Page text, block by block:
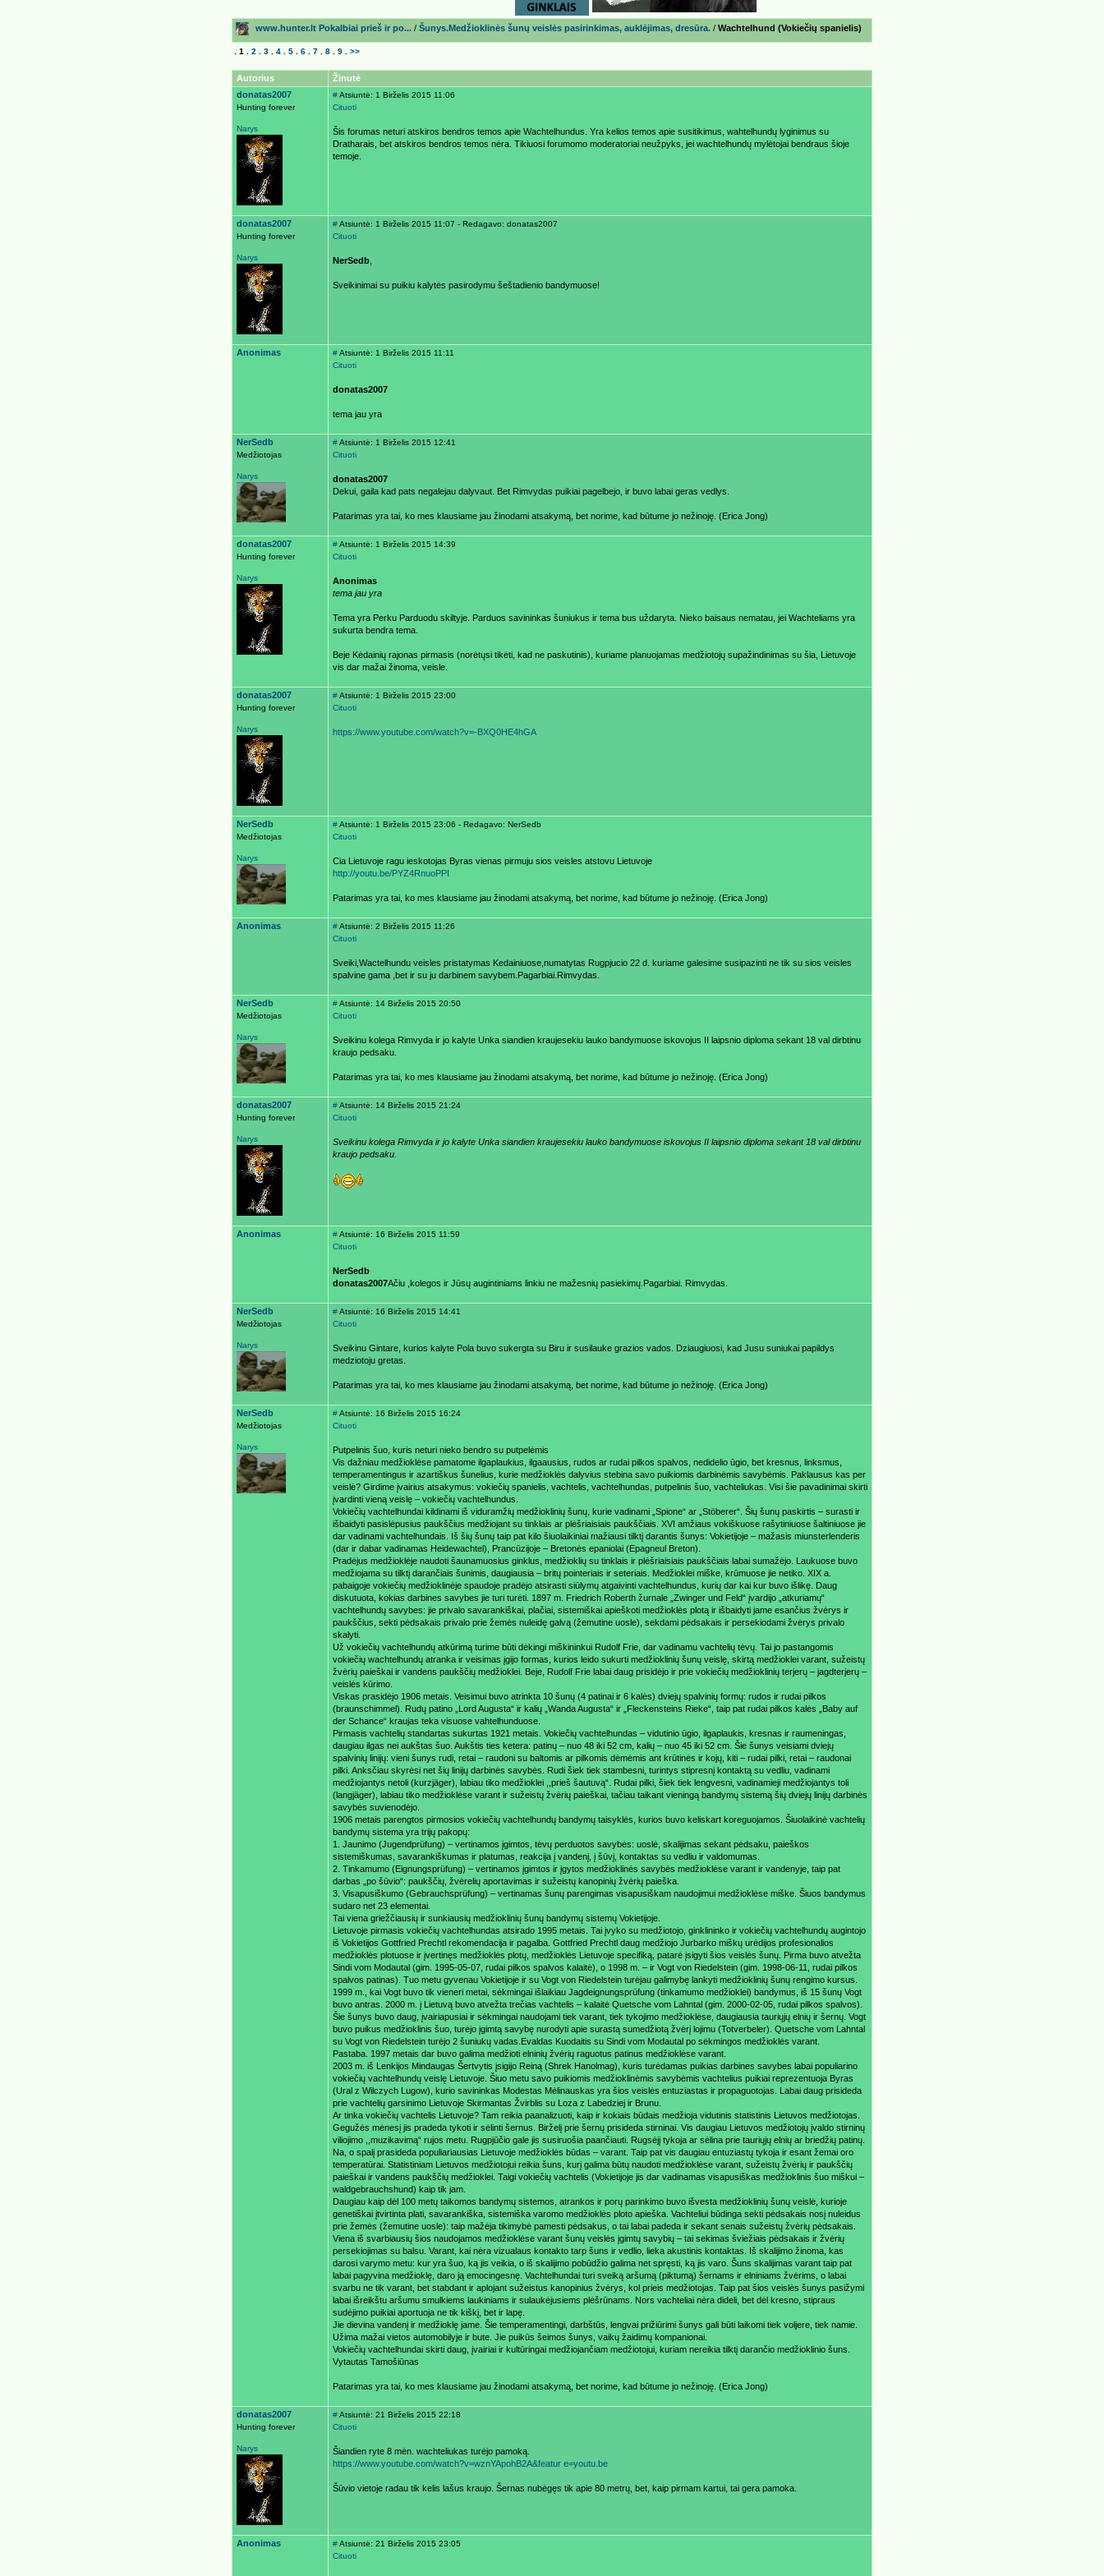
www.hunter.lt Pokalbiai prieš ir po... / Šunys.Medžioklinės šunų veislės pasirinkimas, auklėjimas, dresūra. / Wachtelhund (Vokiečių spanielis)
1 2 3 4 5 6 7 8 9 >>
Autorius
Žinutė
donatas2007
Hunting forever
Narys
#Atsiuntė: 1 Birželis 2015 11:06
Cituoti
Šis forumas neturi atskiros bendros temos apie Wachtelhundus. Yra kelios temos apie susitikimus, wahtelhundų lyginimus su
Dratharais, bet atskiros bendros temos nėra. Tikiuosi forumomo moderatoriai neužpyks, jei wachtelhundų mylėtojai bendraus šioje
temoje.
donatas2007
Hunting forever
Narys
#Atsiuntė: 1 Birželis 2015 11:07 - Redagavo: donatas2007
Cituoti
NerSedb
Sveikinimai su puikiu kalytės pasirodymu šeštadienio bandymuose!
Anonimas #Atsiuntė: 1 Birželis 2015 11:11
Cituoti
donatas2007
tema jau yra
NerSedb
Medžiotojas
Narys
#Atsiuntė: 1 Birželis 2015 12:41
Cituoti
donatas2007
Dekui, gaila kad pats negalejau dalyvaut. Bet Rimvydas puikiai pagelbejo, ir buvo labai geras vedlys.
Patarimas yra tai, ko mes klausiame jau žinodami atsakymą, bet norime, kad būtume jo nežinoję. (Erica Jong)
donatas2007
Hunting forever
Narys
#Atsiuntė: 1 Birželis 2015 14:39
Cituoti
Anonimas
tema jau yra
Tema yra Perku Parduodu skiltyje. Parduos savininkas šuniukus ir tema bus uždaryta. Nieko baisaus nematau, jei Wachteliams yra
sukurta bendra tema.
Beje Kėdainių rajonas pirmasis (norėtųsi tikėti, kad ne paskutinis), kuriame planuojamas medžiotojų supažindinimas su šia, Lietuvoje
vis dar mažai žinoma, veisle.
donatas2007
Hunting forever
Narys
#Atsiuntė: 1 Birželis 2015 23:00
Cituoti
https://www.youtube.com/watch?v=-BXQ0HE4hGA
NerSedb
Medžiotojas
Narys
#Atsiuntė: 1 Birželis 2015 23:06 - Redagavo: NerSedb
Cituoti
Cia Lietuvoje ragu ieskotojas Byras vienas pirmuju sios veisles atstovu Lietuvoje
http://youtu.be/PYZ4RnuoPPI
Patarimas yra tai, ko mes klausiame jau žinodami atsakymą, bet norime, kad būtume jo nežinoję. (Erica Jong)
Anonimas #Atsiuntė: 2 Birželis 2015 11:26
Cituoti
Sveiki,Wactelhundu veisles pristatymas Kedainiuose,numatytas Rugpjucio 22 d. kuriame galesime susipazinti ne tik su sios veisles
spalvine gama ,bet ir su ju darbinem savybem.Pagarbiai.Rimvydas.
NerSedb
Medžiotojas
Narys
#Atsiuntė: 14 Birželis 2015 20:50
Cituoti
Sveikinu kolega Rimvyda ir jo kalyte Unka siandien kraujesekiu lauko bandymuose iskovojus II laipsnio diploma sekant 18 val dirbtinu
kraujo pedsaku.
Patarimas yra tai, ko mes klausiame jau žinodami atsakymą, bet norime, kad būtume jo nežinoję. (Erica Jong)
donatas2007
Hunting forever
Narys
#Atsiuntė: 14 Birželis 2015 21:24
Cituoti
Sveikinu kolega Rimvyda ir jo kalyte Unka siandien kraujesekiu lauko bandymuose iskovojus II laipsnio diploma sekant 18 val dirbtinu
kraujo pedsaku.
Anonimas #Atsiuntė: 16 Birželis 2015 11:59
Cituoti
NerSedb
donatas2007Ačiu ,kolegos ir Jūsų augintiniams linkiu ne mažesnių pasiekimų.Pagarbiai. Rimvydas.
NerSedb
Medžiotojas
Narys
#Atsiuntė: 16 Birželis 2015 14:41
Cituoti
Sveikinu Gintare, kurios kalyte Pola buvo sukergta su Biru ir susilauke grazios vados. Dziaugiuosi, kad Jusu suniukai papildys
medziotoju gretas.
Patarimas yra tai, ko mes klausiame jau žinodami atsakymą, bet norime, kad būtume jo nežinoję. (Erica Jong)
NerSedb
Medžiotojas
Narys
#Atsiuntė: 16 Birželis 2015 16:24
Cituoti
Putpelinis šuo, kuris neturi nieko bendro su putpelėmis
​Vis dažniau medžioklėse pamatome ilgaplaukius, ilgaausius, rudos ar rudai pilkos spalvos, nedidelio ūgio, bet kresnus, linksmus,
temperamentingus ir azartiškus šunelius, kurie medžioklės dalyvius stebina savo puikiomis darbinėmis savybėmis. Paklausus kas per
veislė? Girdime įvairius atsakymus: vokiečių spanielis, vachtelis, vachtelhundas, putpelinis šuo, vachteliukas. Visi šie pavadinimai skirti
įvardinti vieną veislę – vokiečių vachtelhundus.
​Vokiečių vachtelhundai kildinami iš viduramžių medžioklinių šunų, kurie vadinami „Spione“ ar „Stöberer“. Šių šunų paskirtis – surasti ir
išbaidyti pasislėpusius paukščius medžiojant su tinklais ar plėšriaisiais paukščiais. XVI amžiaus vokiškuose rašytiniuose šaltiniuose jie
dar vadinami vachtelhundais. Iš šių šunų taip pat kilo šiuolaikiniai mažiausi tilktį darantis šunys: Vokietijoje – mažasis miunsterlenderis
(dar ir dabar vadinamas Heidewachtel), Prancūzijoje – Bretonės epaniolai (Epagneul Breton).
​Pradėjus medžioklėje naudoti šaunamuosius ginklus, medžioklių su tinklais ir plėšriaisiais paukščiais labai sumažėjo. Laukuose buvo
medžiojama su tilktį darančiais šunimis, daugiausia – britų pointeriais ir seteriais. Medžioklei miške, krūmuose jie netiko. XIX a.
pabaigoje vokiečių medžioklinėje spaudoje pradėjo atsirasti siūlymų atgaivinti vachtelhundus, kurių dar kai kur buvo išlikę. Daug
diskutuota, kokias darbines savybes jie turi turėti. 1897 m. Friedrich Roberth žurnale „Zwinger und Feld“ įvardijo „atkuriamų“
vachtelhundų savybes: jie privalo savarankiškai, plačiai, sistemiškai apieškoti medžioklės plotą ir išbaidyti jame esančius žvėrys ir
paukščius, sekti pėdsakais privalo prie žemės nuleidę galvą (žemutine uosle), sekdami pėdsakais ir persekiodami žvėrys privalo
skalyti.
​Už vokiečių vachtelhundų atkūrimą turime būti dėkingi miškininkui Rudolf Frie, dar vadinamu vachtelių tėvų. Tai jo pastangomis
vokiečių wachtelhundų atranka ir veisimas įgijo formas, kurios leido sukurti medžioklinių šunų veislę, skirtą medžioklei varant, sužeistų
žvėrių paieškai ir vandens paukščių medžioklei. Beje, Rudolf Frie labai daug prisidėjo ir prie vokiečių medžioklinių terjerų – jagdterjerų –
veislės kūrimo.
​Viskas prasidėjo 1906 metais. Veisimui buvo atrinkta 10 šunų (4 patinai ir 6 kalės) dviejų spalvinių formų: rudos ir rudai pilkos
(braunschimmel). Rudų patino „Lord Augusta“ ir kalių „Wanda Augusta“ ir „Fleckensteins Rieke“, taip pat rudai pilkos kalės „Baby auf
der Schance“ kraujas teka visuose vahtelhunduose.
Pirmasis vachtelių standartas sukurtas 1921 metais. Vokiečių vachtelhundas – vidutinio ūgio, ilgaplaukis, kresnas ir raumeningas,
daugiau ilgas nei aukštas šuo. Aukštis ties ketera: patinų – nuo 48 iki 52 cm, kalių – nuo 45 iki 52 cm. Šie šunys veisiami dviejų
spalvinių linijų: vieni šunys rudi, retai – raudoni su baltomis ar pilkomis dėmėmis ant krūtinės ir kojų, kiti – rudai pilki, retai – raudonai
pilki. Anksčiau skyrėsi net šių linijų darbinės savybės. Rudi šiek tiek stambesni, turintys stipresnį kontaktą su vedliu, vadinami
medžiojantys netoli (kurzjäger), labiau tiko medžioklei ,,prieš šautuvą“. Rudai pilki, šiek tiek lengvesni, vadinamieji medžiojantys toli
(langjäger), labiau tiko medžioklėse varant ir sužeistų žvėrių paieškai, tačiau taikant vieningą bandymų sistemą šių dviejų linijų darbinės
savybės suvienodėjo.
​1906 metais parengtos pirmosios vokiečių vachtelhundų bandymų taisyklės, kurios buvo keliskart koreguojamos. Šiuolaikinė vachtelių
bandymų sistema yra trijų pakopų:
​1. Jaunimo (Jugendprüfung) – vertinamos įgimtos, tėvų perduotos savybės: uoslė, skalijimas sekant pėdsaku, paieškos
sistemiškumas, savarankiškumas ir platumas, reakcija į vandenį, į šūvį, kontaktas su vedliu ir valdomumas.
2. Tinkamumo (Eignungsprüfung) – vertinamos įgimtos ir įgytos medžioklinės savybės medžioklėse varant ir vandenyje, taip pat
darbas „po šūvio“: paukščių, žvėrelių aportavimas ir sužeistų kanopinių žvėrių paieška.
3. Visapusiškumo (Gebrauchsprüfung) – vertinamas šunų parengimas visapusiškam naudojimui medžioklėse miške. Šiuos bandymus
sudaro net 23 elementai.
Tai viena griežčiausių ir sunkiausių medžioklinių šunų bandymų sistemų Vokietijoje.
​Lietuvoje pirmasis vokiečių vachtelhundas atsirado 1995 metais. Tai įvyko su medžiotojo, ginklininko ir vokiečių vachtelhundų augintojo
iš Vokietijos Gottfried Prechtl rekomendacija ir pagalba. Gottfried Prechtl daug medžiojo Jurbarko miškų urėdijos profesionalios
medžioklės plotuose ir įvertinęs medžioklės plotų, medžioklės Lietuvoje specifiką, patarė įsigyti šios veislės šunų. Pirma buvo atvežta
Sindi vom Modautal (gim. 1995-05-07, rudai pilkos spalvos kalaitė), o 1998 m. – ir Vogt von Riedelstein (gim. 1998-06-11, rudai pilkos
spalvos patinas). Tuo metu gyvenau Vokietijoje ir su Vogt von Riedelstein turėjau galimybę lankyti medžioklinių šunų rengimo kursus.
1999 m., kai Vogt buvo tik vieneri metai, sėkmingai išlaikiau Jagdeignungsprüfung (tinkamumo medžioklei) bandymus, iš 15 šunų Vogt
buvo antras. 2000 m. į Lietuvą buvo atvežta trečias vachtelis – kalaitė Quetsche vom Lahntal (gim. 2000-02-05, rudai pilkos spalvos).
Šie šunys buvo daug, įvairiapusiai ir sėkmingai naudojami tiek varant, tiek tykojimo medžioklėse, daugiausia tauriųjų elnių ir šernų. Vogt
buvo puikus medžioklinis šuo, turėjo įgimtą savybę nurodyti apie surastą sumedžiotą žvėrį lojimu (Totverbeler). Quetsche vom Lahntal
su Vogt von Riedelstein turėjo 2 šuniukų vadas.Evaldas Kuodaitis su Sindi vom Modautal po sėkmingos medžioklės varant.
Pastaba. 1997 metais dar buvo galima medžioti elninių žvėrių raguotus patinus medžioklėse varant.
​2003 m. iš Lenkijos Mindaugas Šertvytis įsigijo Reiną (Shrek Hanolmag), kuris turėdamas puikias darbines savybes labai populiarino
vokiečių vachtelhundų veislę Lietuvoje. Šiuo metu savo puikiomis medžioklinėmis savybėmis vachtelius puikiai reprezentuoja Byras
(Ural z Wilczych Lugow), kurio savininkas Modestas Mėlinauskas yra šios veislės entuziastas ir propaguotojas. Labai daug prisideda
prie vachtelių garsinimo Lietuvoje Skirmantas Žvirblis su Loza z Labedziej ir Brunu.
Ar tinka vokiečių vachtelis Lietuvoje? Tam reikia paanalizuoti, kaip ir kokiais būdais medžioja vidutinis statistinis Lietuvos medžiotojas.
Gegužės mėnesį jis pradeda tykoti ir sėlinti šernus. Birželį prie šernų prisideda stirninai. Vis daugiau Lietuvos medžiotojų įvaldo stirninų
viliojimo ,,muzikavimą“ rujos metu. Rugpjūčio gale jis susiruošia paančiauti. Rugsėjį tykoja ar sėlina prie tauriųjų elnių ar briedžių patinų.
Na, o spalį prasideda populiariausias Lietuvoje medžioklės būdas – varant. Taip pat vis daugiau entuziastų tykoja ir esant žemai oro
temperatūrai. Statistiniam Lietuvos medžiotojui reikia šuns, kurį galima būtų naudoti medžioklėse varant, sužeistų žvėrių ir paukščių
paieškai ir vandens paukščių medžioklei. Taigi vokiečių vachtelis (Vokietijoje jis dar vadinamas visapusiškas medžioklinis šuo miškui –
waldgebrauchshund) kaip tik jam.
Daugiau kaip dėl 100 metų taikomos bandymų sistemos, atrankos ir porų parinkimo buvo išvesta medžioklinių šunų veislė, kurioje
genetiškai įtvirtinta plati, savarankiška, sistemiška varomo medžioklės ploto apieška. Vachteliui būdinga sekti pėdsakais nosį nuleidus
prie žemės (žemutine uosle): taip mažėja tikimybė pamesti pėdsakus, o tai labai padeda ir sekant senais sužeistų žvėrių pėdsakais.
Viena iš svarbiausių šios naudojamos medžioklėse varant šunų veislės įgimtų savybių – tai sekimas šviežiais pėdsakais ir žvėrių
persekiojimas su balsu. Varant, kai nėra vizualaus kontakto tarp šuns ir vedlio, lieka akustinis kontaktas. Iš skalijimo žinoma, kas
darosi varymo metu: kur yra šuo, ką jis veikia, o iš skalijimo pobūdžio galima net spręsti, ką jis varo. Šuns skalijimas varant taip pat
labai pagyvina medžioklę, daro ją emocingesnę. Vachtelhundai turi sveiką aršumą (piktumą) šernams ir elniniams žvėrims, o labai
svarbu ne tik varant, bet stabdant ir aplojant sužeistus kanopinius žvėrys, kol prieis medžiotojas. Taip pat šios veislės šunys pasižymi
labai išreikštu aršumu smulkiems laukiniams ir sulaukėjusiems plėšrūnams. Nors vachteliai nėra dideli, bet dėl kresno, stipraus
sudėjimo puikiai aportuoja ne tik kiškį, bet ir lapę.
Jie dievina vandenį ir medžioklę jame. Šie temperamentingi, darbštūs, lengvai prižiūrimi šunys gali būti laikomi tiek voljere, tiek namie.
Užima mažai vietos automobilyje ir bute. Jie puikūs šeimos šunys, vaikų žaidimų kompanionai.
Vokiečių vachtelhundai skirti daug, įvairiai ir kultūringai medžiojančiam medžiotojui, kuriam nereikia tilktį darančio medžioklinio šuns.
Vytautas Tamošiūnas
Patarimas yra tai, ko mes klausiame jau žinodami atsakymą, bet norime, kad būtume jo nežinoję. (Erica Jong)
donatas2007
Hunting forever
Narys
#Atsiuntė: 21 Birželis 2015 22:18
Cituoti
Šiandien ryte 8 mėn. wachteliukas turėjo pamoką.
https://www.youtube.com/watch?v=wznYApohB2A&featur e=youtu.be
Šūvio vietoje radau tik kelis lašus kraujo. Šernas nubėgęs tik apie 80 metrų, bet, kaip pirmam kartui, tai gera pamoka.
Anonimas #Atsiuntė: 21 Birželis 2015 23:05
Cituoti